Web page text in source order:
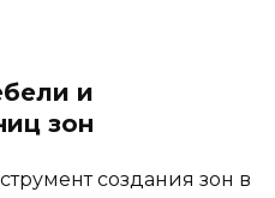
и
зон
создания зон в